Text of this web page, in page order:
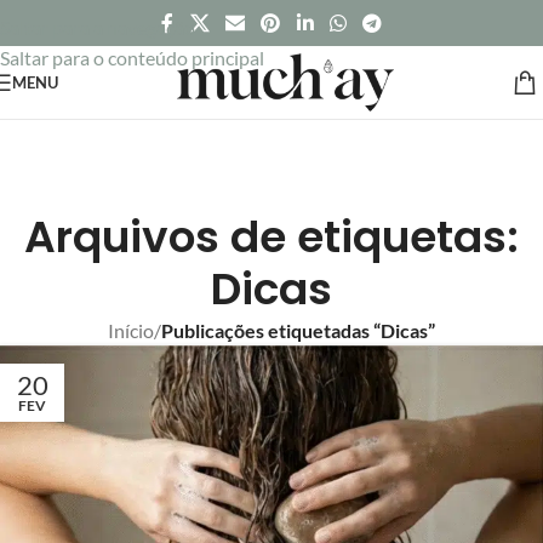
Saltar para a navegação
Saltar para o conteúdo principal
MENU
Arquivos de etiquetas:
Dicas
Início/Publicações etiquetadas “Dicas”
20
FEV